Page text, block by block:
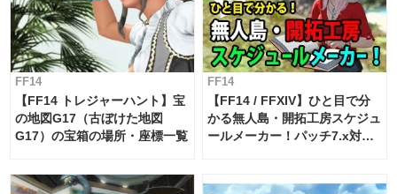
FF14
【FF14 トレジャーハント】宝
の地図G17（古ぼけた地図
G17）の宝箱の場所・座標一覧
FF14
【FF14 / FFXIV】ひと目で分
かる無人島・開拓工房スケジュ
ールメーカー！パッチ7.x対応